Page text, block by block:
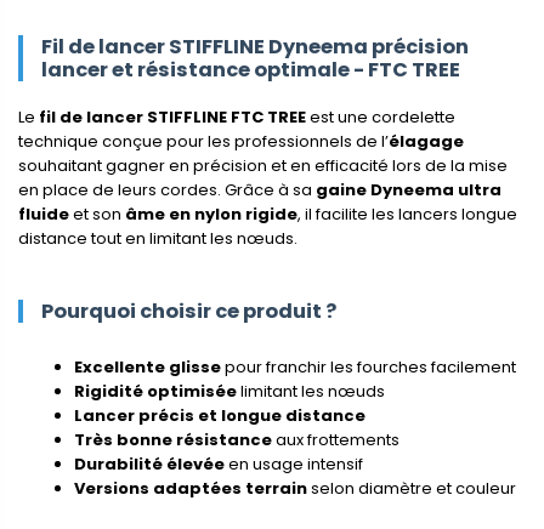
Fil de lancer STIFFLINE Dyneema précision
lancer et résistance optimale - FTC TREE
Le fil de lancer STIFFLINE FTC TREEest une cordelette
technique conçue pour les professionnels de l’élagage
souhaitant gagner en précision et en efficacité lors de la mise
en place de leurs cordes. Grâce à sa gaine Dyneema ultra
fluideet son âme en nylon rigide, il facilite les lancers longue
distance tout en limitant les nœuds.
Pourquoi choisir ce produit ?
Excellente glissepour franchir les fourches facilement
Rigidité optimiséelimitant les nœuds
Lancer précis et longue distance
Très bonne résistanceaux frottements
Durabilité élevéeen usage intensif
Versions adaptées terrainselon diamètre et couleur